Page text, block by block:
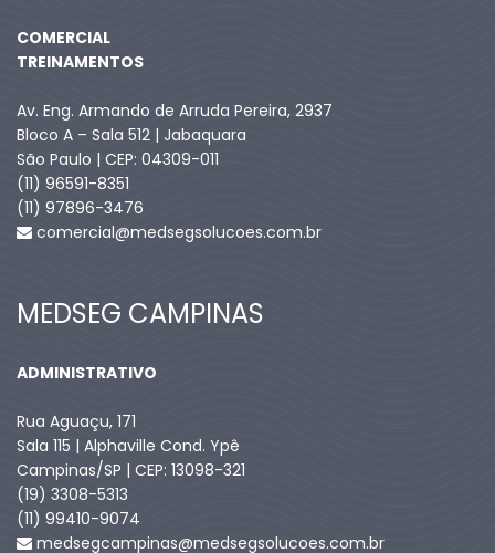
COMERCIAL
TREINAMENTOS
Av. Eng. Armando de Arruda Pereira, 2937
Bloco A – Sala 512 | Jabaquara
São Paulo | CEP: 04309-011
(11) 96591-8351
(11) 97896-3476
comercial@medsegsolucoes.com.br
MEDSEG CAMPINAS
ADMINISTRATIVO
Rua Aguaçu, 171
Sala 115 | Alphaville Cond. Ypê
Campinas/SP | CEP: 13098-321
(19) 3308-5313
(11) 99410-9074​
medsegcampinas@medsegsolucoes.com.br